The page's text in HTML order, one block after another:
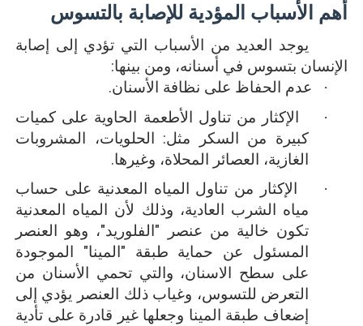
أهم الأسباب المؤدية للإصابة بالتسوس
يوجد العديد من الأسباب التي تؤدي إلى إصابة
الإنسان بتسوس في أسنانه، ومن بينها:
· عدم الحفاظ على نظافة الأسنان.
·
الإكثار من تناول الأطعمة الحاوية على كميات
كبيرة من السكر مثل: الحلويات، المشروبات
الغازية، العصائر المحلاة، وغيرها.
·
الإكثار من تناول المياه المعدنية على حساب
مياه الشرب العادية، وذلك لأن المياه المعدنية
تكون خالية من عنصر "الفلوريد"، وهو العنصر
المسئول عن حماية طبقة "المينا" الموجودة
على سطح الاسنان، والتي تحمي الأسنان من
التعرض للتسوس، وغياب ذلك العنصر يؤدي إلى
إضعاف طبقة المينا وجعلها غير قادرة على تأدية